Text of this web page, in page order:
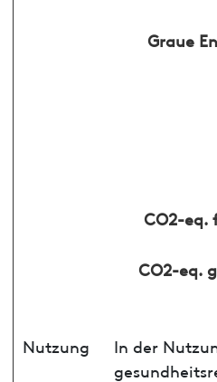
Graue
CO2-eq.
CO2-eq.
Nutzung
In der